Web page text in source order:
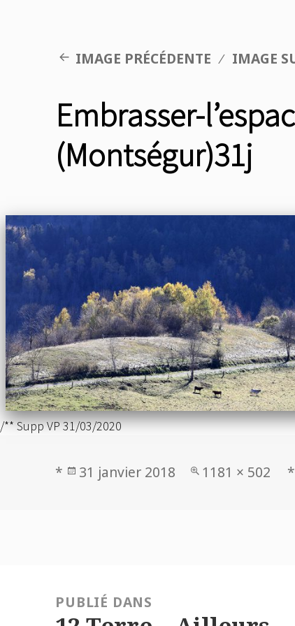
IMAGE PRÉCÉDENTE IMAGE
Embrasser-
(Montségur)31j
/** Supp VP 31/03/2020
*
Publié
31 janvier 2018
Taille
1181 × 502
PUBLIÉ DANS